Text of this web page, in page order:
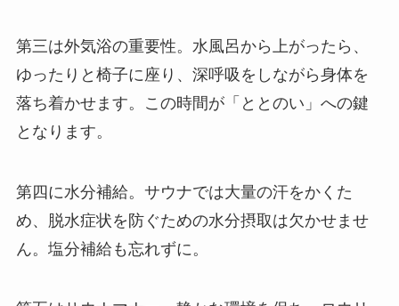
第三は外気浴の重要性。水風呂から上がったら、
ゆったりと椅子に座り、深呼吸をしながら身体を
落ち着かせます。この時間が「ととのい」への鍵
となります。
第四に水分補給。サウナでは大量の汗をかくた
め、脱水症状を防ぐための水分摂取は欠かせませ
ん。塩分補給も忘れずに。